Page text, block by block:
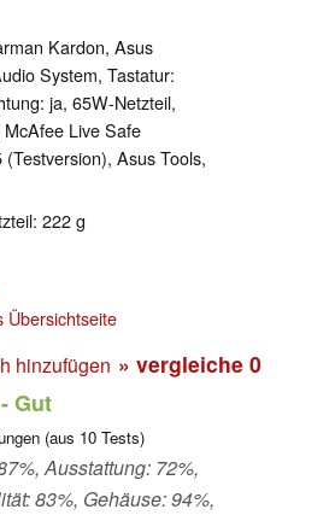
Kardon, Asus
System, Tastatur:
ja, 65W-Netzteil,
Live Safe
Asus Tools,
222 g
Übersichtseite
hinzufügen » vergleiche 0
- Gut
(aus 10 Tests)
Ausstattung: 72%,
83%, Gehäuse: 94%,